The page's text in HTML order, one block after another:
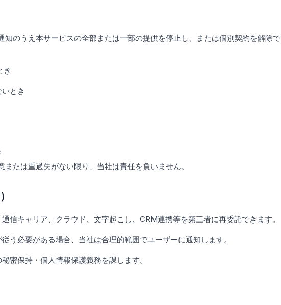
のうえ本サービスの全部または一部の提供を停止し、または個別契約を解除で
き
とき
たは重過失がない限り、当社は責任を負いません。
信キャリア、クラウド、文字起こし、CRM連携等を第三者に再委託できます。
う必要がある場合、当社は合理的範囲でユーザーに通知します。
密保持・個人情報保護義務を課します。